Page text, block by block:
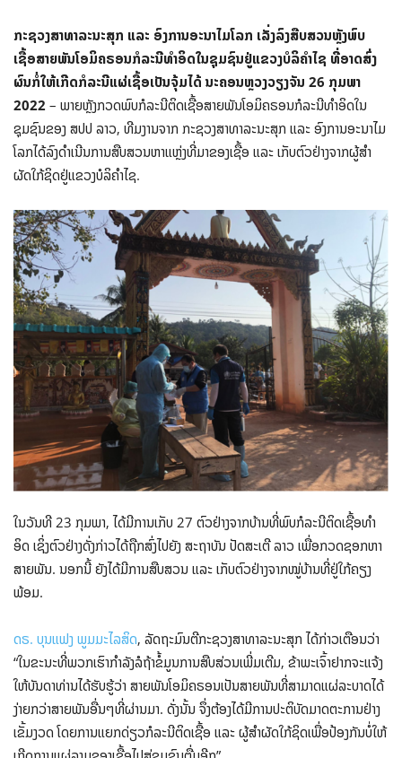
ກະຊວງສາທາລະນະສຸກ ແລະ ອົງການອະນາໄມໂລກ ເລັ່ງລົງສືບສວນຫຼັງພົບ
ເຊື້ອສາຍພັນໂອມິຄຣອນກໍລະນີທຳອິດໃນຊຸມຊົນຢູ່ແຂວງບໍລິຄຳໄຊ ທີ່ອາດສົ່ງ
ຜົນກໍ່ໃຫ້ເກີດກໍລະນີແຜ່ເຊື້ອເປັນຈຸ້ມໄດ້ ນະຄອນຫຼວງວຽງຈັນ 26 ກຸມພາ
2022 – ພາຍຫຼັງກວດພົບກໍລະນີຕິດເຊື້ອສາຍພັນໂອມິຄຣອນກໍລະນີທຳອິດໃນ
ຊຸມຊົນຂອງ ສປປ ລາວ, ທີມງານຈາກ ກະຊວງສາທາລະນະສຸກ ແລະ ອົງການອະນາໄມ
ໂລກໄດ້ລົງດຳເນີນການສືບສວນຫາແຫຼ່ງທີ່ມາຂອງເຊື້ອ ແລະ ເກັບຕົວຢ່າງຈາກຜູ້ສໍາ
ຜັດໃກ້ຊິດຢູ່ແຂວງບໍລິຄຳໄຊ.
ໃນວັນ​ທີ 23 ກຸມພາ, ​ໄດ້ມີການ​ເກັບ​ 27 ຕົວຢ່າງຈາກ​ບ້ານ​ທີ່ພົບ​ກໍລະນີ​ຕິດເຊື້ອທໍາ
ອິດ ເຊິ່ງຕົວຢ່າງດັ່ງກ່າວໄດ້ຖືກສົ່ງໄປຍັງ ສະຖາບັນ ປັດສະເຕີ ລາວ ເພື່ອກວດຊອກຫາ
ສາຍພັນ. ນອກນີ້ ຍັງໄດ້ມີການສືບສວນ ແລະ ເກັບຕົວຢ່າງຈາກໝູ່ບ້ານທີ່ຢູ່ໃກ້ຄຽງ
ພ້ອມ.
ດຣ. ບຸນແຟງ ພູມມະໄລສິດ, ລັດຖະມົນຕີກະຊວງສາທາລະນະສຸກ ໄດ້ກ່າວເຕືອນວ່າ
“ໃນຂະນະທີ່ພວກເຮົາກໍາລັງລໍຖ້າຂໍ້ມູນການສືບສ່ວນເພີ່ມເຕີມ, ຂ້າພະເຈົ້າຢາກຈະແຈ້ງ
ໃຫ້ບັນດາທ່ານໄດ້ຮັບຮູ້ວ່າ ສາຍພັນໂອມິຄຣອນເປັນສາຍພັນທີ່ສາມາດແຜ່ລະບາດໄດ້
ງ່າຍກວ່າສາຍພັນອື່ນໆທີ່ຜ່ານມາ. ດັ່ງນັ້ນ ຈຶ່ງຕ້ອງໄດ້ມີການປະຕິບັດມາດຕະການຢ່າງ
ເຂັ້ມງວດ ໂດຍການແຍກດ່ຽວກໍລະນີຕິດເຊື້ອ ແລະ ຜູ້ສໍາຜັດໃກ້ຊິດເພື່ອປ້ອງກັນບໍ່ໃຫ້